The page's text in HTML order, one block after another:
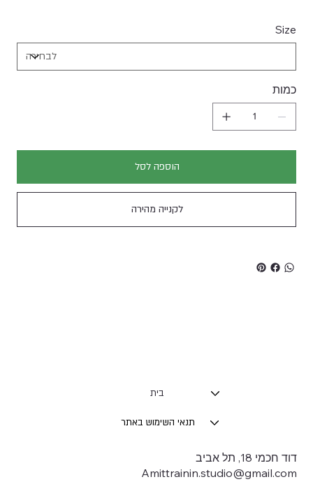
Size
כמות
הוספה לסל
לקנייה מהירה
בית
תנאי השימוש באתר
דוד חכמי 18, תל אביב
Amittrainin.studio@gmail.com